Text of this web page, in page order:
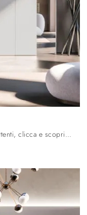
Se vuoi armadiature a muro con ante battenti, clicca e scopri l'armadio Night 07 di Orme in laccato opaco.